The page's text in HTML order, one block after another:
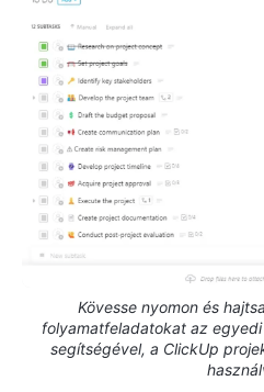
Kövesse nyomon és
folyamatfeladatokat az
segítségével, a ClickUp